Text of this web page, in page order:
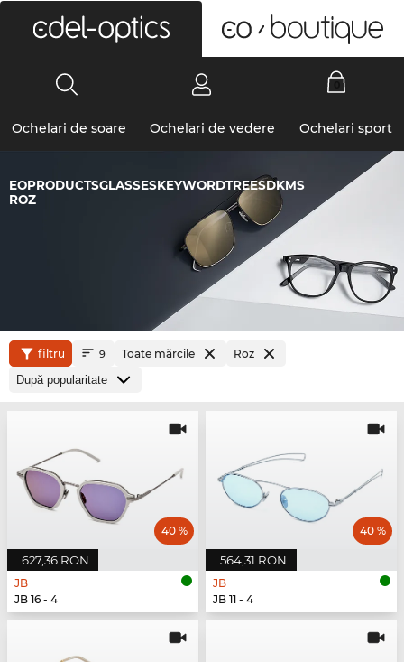
Ochelari de soare Ochelari de vedere Ochelari sport
EOPRODUCTSGLASSESKEYWORDTREESDKMS
ROZ
filtru 9 Toate mărcile Roz
627,36 RON
40 %
JB
JB 16 - 4
564,31 RON
40 %
JB
JB 11 - 4